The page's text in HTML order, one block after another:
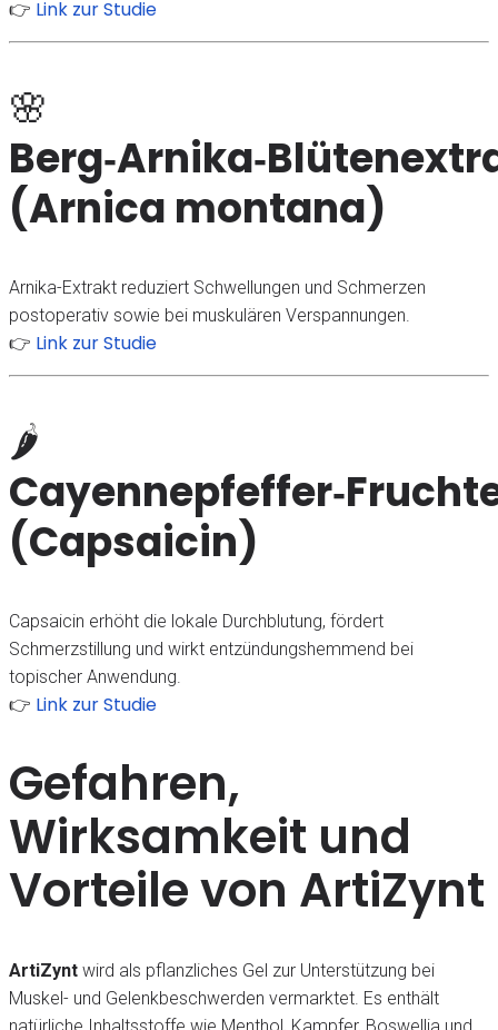
👉 Link zur Studie
🌸
(Arnica montana)
Arnika-Extrakt reduziert Schwellungen und Schmerzen
postoperativ sowie bei muskulären Verspannungen.
👉 Link zur Studie
🌶
(Capsaicin)
Capsaicin erhöht die lokale Durchblutung, fördert
Schmerzstillung und wirkt entzündungshemmend bei
topischer Anwendung.
👉 Link zur Studie
Gefahren,
Wirksamkeit und
Vorteile von ArtiZynt
ArtiZynt wird als pflanzliches Gel zur Unterstützung bei
Muskel- und Gelenkbeschwerden vermarktet. Es enthält
natürliche Inhaltsstoffe wie Menthol, Kampfer, Boswellia und